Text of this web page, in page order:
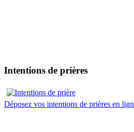
Intentions de prières
Déposez vos intentions de prières en